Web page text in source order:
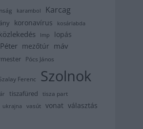
karambol Karcag
koronavírus
kosárlabda
lmp lopás
mezőtúr máv
Pócs János
Ferenc Szolnok
tiszafüred tisza part
ukrajna vasút vonat választás